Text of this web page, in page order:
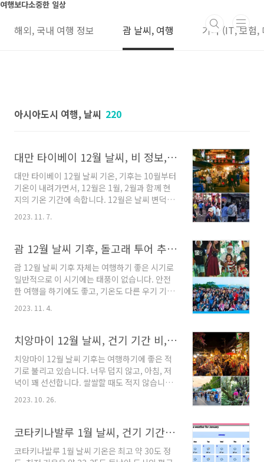
본문 바로가기
여행보다소중한 일상
해외, 국내 여행 정보 괌 날씨, 여행 기타 (IT, 보험,
아시아도시 여행, 날씨 220
대만 타이베이 12월 날씨, 비 정보, 101 불꽃 축제, 옷, 숙소 가격, esim 할인
대만 타이베이 12월 날씨 기온, 기후는 10월부터
기온이 내려가면서, 12월은 1월, 2월과 함께 현
지의 기온 기간에 속합니다. 12월은 날씨 변덕이
좀 심합니다. 1년의 기후 특성을 이해하고 여행에
유용합니다. 기후 영상 정보 먼저 공유합니다. 여
이베이 12월 날씨 최근의 대만 타이베이 12월 날
씨 기후 자료입니다. 출처는 accurweather이라
고, 전문 전 세계 해외 기상 정보 사이트로,
google, bing, yahoo, naver, daum 등이 해
외 날씨, 기후 소개할 때 주로 인용하는 사이트의
자료입니다. 일별의 기상, 날씨도 소개하고, 월별
를..
2023. 11. 7.
괌 12월 날씨 기후, 돌고래 투어 추천, 비 강수량, 옷차림, esim 가격, 항공권 가격
괌 12월 날씨 기후 자체는 여행하기 좋은 시기로
일반적으로 이 시기에는 태풍이 없습니다. 안전
한 여행을 하기에도 좋고, 기온도 다른 우기 기간
에 비해 낮습니다. 우선, 1년 기후 3분 정보입니
다. 괌 여행을 위한, 날씨, 기후 기본 정보 정리 괌
십 년 이상의 기후 데이터를 바탕으로 지수화한
것입니다. 모든 기상 자료는 과거의 기상 자료를
바탕으로 가능성을 %로 나타냅니다. 여행을 위
해서는 가장 먼저 보실 것이, 최고, 최저 기온입니
다. 기본적으로 여름 기온으로, 동남아 건기 여름
에 비해 기온이 낮습니다. 건기 기간은 기온이 내
반드시 이 날에 내리는 ..
2023. 11. 4.
치앙마이 12월 날씨, 건기 기간 비, 여행 복장, 야시장 정보, 숙소 가격
치앙마이 12월 날씨 기후는 여행하기에 좋은 적
기로 불리고 있습니다. 너무 덥지 않고, 아침, 저
녁이 꽤 선선합니다. 쌀쌀할 때도 적지 않습니다.
이곳의 기후 정리 3분 영상입니다. 1년의 기후를
숙지하고 있으면, 여행에 도움이 됩니다. 치앙마
리 보호소 투어 치앙마이 월별 날씨 기후 정리 치
앙마이 12월 날씨 최근에 발표 된, 12월 기후 자
료를 보겠습니다. 이 자료는 장기간의 기상 정보
2023. 10. 26.
코타키나발루 1월 날씨, 건기 기간, 옷, esim, 숙박 가격, 여행 꿀팁
코타키나발루 1월 날씨 기온은 최고 약 30도 정